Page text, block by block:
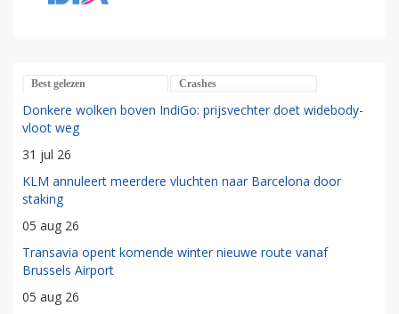
Best gelezen Crashes
Donkere wolken boven IndiGo: prijsvechter doet widebody-
vloot weg
31 jul 26
KLM annuleert meerdere vluchten naar Barcelona door
staking
05 aug 26
Transavia opent komende winter nieuwe route vanaf
Brussels Airport
05 aug 26